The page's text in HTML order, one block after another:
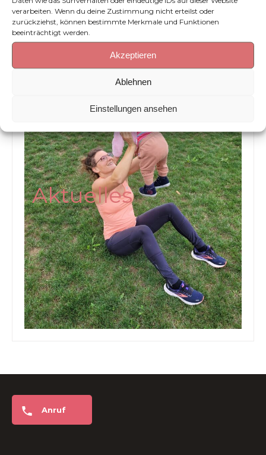
verarbeiten. Wenn du deine Zustimmung nicht erteilst oder
zurückziehst, können bestimmte Merkmale und Funktionen
beeinträchtigt werden.
Akzeptieren
Ablehnen
Einstellungen ansehen
postnatales Training)
Präventionstrainerin (IST)
A-Lizenz Medizinisches Fitnesstraining (IST)
Aktuelles
Anruf